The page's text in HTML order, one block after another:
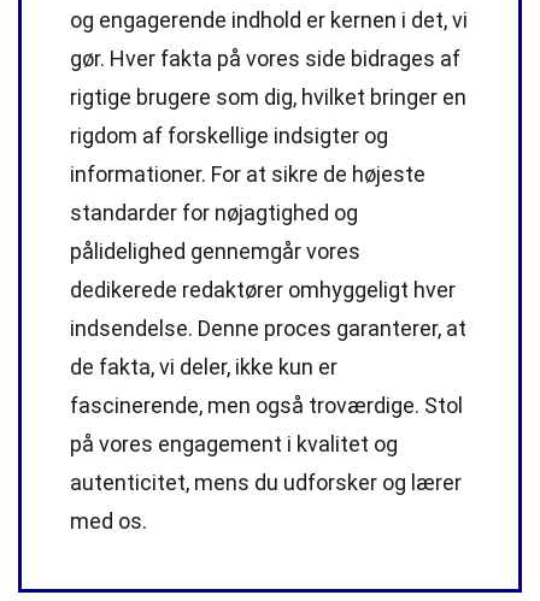
og engagerende indhold er kernen i det, vi
gør. Hver fakta på vores side bidrages af
rigtige brugere som dig, hvilket bringer en
rigdom af forskellige indsigter og
informationer. For at sikre de højeste
standarder for nøjagtighed og
pålidelighed gennemgår vores
dedikerede redaktører omhyggeligt hver
indsendelse. Denne proces garanterer, at
de fakta, vi deler, ikke kun er
fascinerende, men også troværdige. Stol
på vores engagement i kvalitet og
autenticitet, mens du udforsker og lærer
med os.